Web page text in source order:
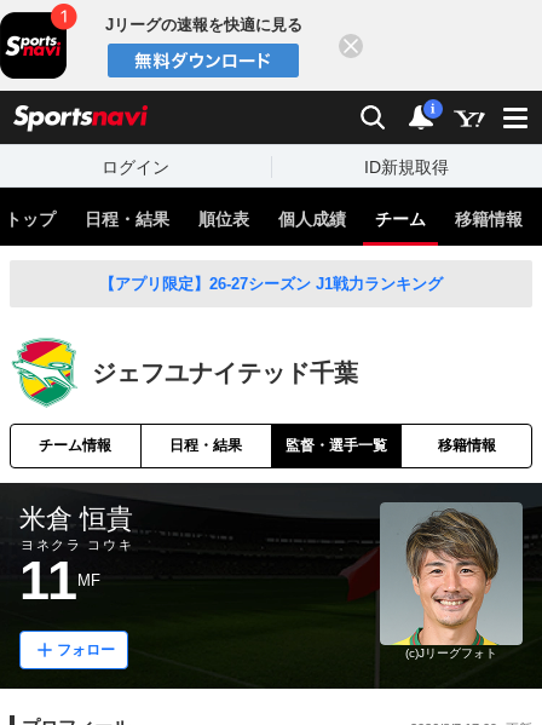
Jリーグの速報を快適に見る
検索 通知
i
ログイン ID新規取得
トップ 日程・結果 順位表 個人成績 チーム 移籍情報
【アプリ限定】26-27シーズン J1戦力ランキング
ジェフユナイテッド千葉
チーム情報 日程・結果 監督・選手一覧 移籍情報
米倉 恒貴
ヨネクラ コウキ
11 MF
フォロー (c)Jリーグフォト